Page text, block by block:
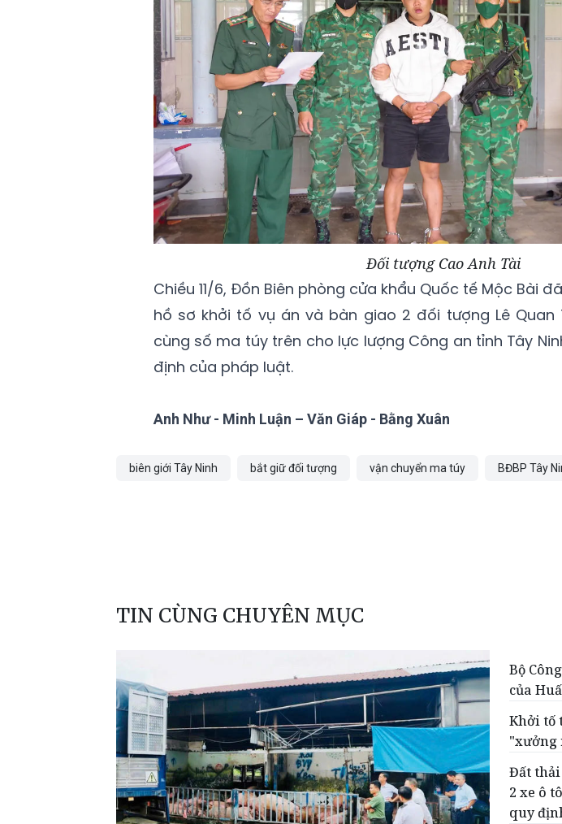
Đối tượng Cao Anh Tài
Chiều 11/6, Đồn Biên phòng cửa khẩu Quốc tế Mộc Bài
hồ sơ khởi tố vụ án và bàn giao 2 đối tượng Lê Quan
cùng số ma túy trên cho lực lượng Công an tỉnh Tây
định của pháp luật.
Anh Như - Minh Luận – Văn Giáp - Bằng Xuân
biên giới Tây Ninh bắt giữ đối tượng vận chuyển ma túy BĐBP Tây
TIN CÙNG CHUYÊN MỤC
Bộ
của
Khởi tố
"xưởng
Đất thải
2 xe ô
quy